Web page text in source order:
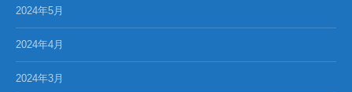
2024年5月
2024年4月
2024年3月